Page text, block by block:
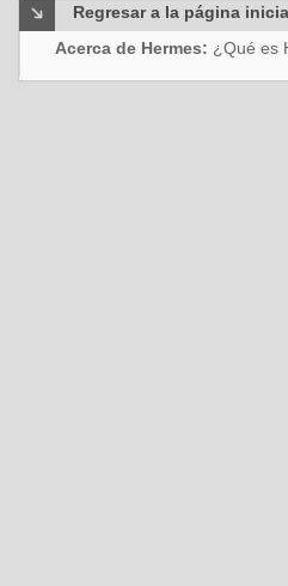
Regresar a la página
Acerca de Hermes: ¿Qué es